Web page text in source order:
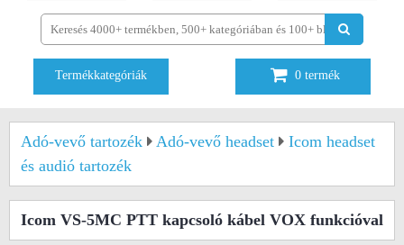
Termékkategóriák 0 termék
Adó-vevő tartozék Adó-vevő headset
Icom headset
és audió tartozék
Icom VS-5MC PTT kapcsoló kábel VOX funkcióval